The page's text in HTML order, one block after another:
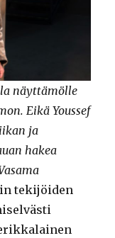
näyttämölle
Eikä Youssef
ja
hakea
tekijöiden